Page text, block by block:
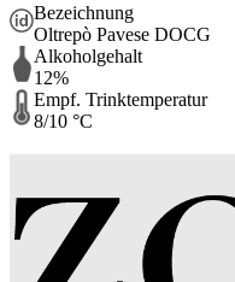
Bezeichnung
Oltrepò Pavese DOCG
Alkoholgehalt
12%
Empf. Trinktemperatur
8/10 °C